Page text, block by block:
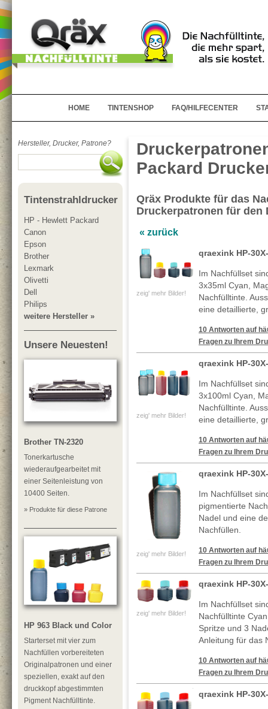
HOME TINTENSHOP FAQ/HILFECENTER
Hersteller, Drucker, Patrone?
Tintenstrahldrucker
HP - Hewlett Packard
Canon
Epson
Brother
Lexmark
Olivetti
Dell
Philips
weitere Hersteller »
Unsere Neuesten!
Brother TN-2320
Tonerkartusche
wiederaufgearbeitet mit
einer Seitenleistung von
10400 Seiten.
» Produkte für diese Patrone
HP 963 Black und Color
Starterset mit vier zum
Nachfüllen vorbereiteten
Originalpatronen und einer
speziellen, exakt auf den
druckkopf abgestimmten
Pigment Nachfülltinte.
Packard
Qräx Produkte für das
Druckerpatronen für den
« zurück
zeig' mehr Bilder!
qraexink HP-
Im Nachfüllset
3x35ml Cyan,
Nachfülltinte.
eine detaillierte,
10 Antworten auf
Fragen zu Ihrem
zeig' mehr Bilder!
qraexink HP-
Im Nachfüllset
3x100ml Cyan,
Nachfülltinte.
eine detaillierte,
10 Antworten auf
Fragen zu Ihrem
zeig' mehr Bilder!
qraexink HP-
Im Nachfüllset
pigmentierte
Nadel und eine
Nachfüllen.
10 Antworten auf
Fragen zu Ihrem
zeig' mehr Bilder!
qraexink HP-
Im Nachfüllset
Nachfülltinte
Spritze und 3
Anleitung für das
10 Antworten auf
Fragen zu Ihrem
qraexink HP-